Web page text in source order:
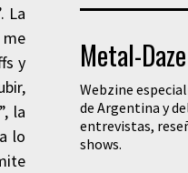
La
y
la
lo
Metal-
Webzine
de Argentina y
entrevistas,
shows.